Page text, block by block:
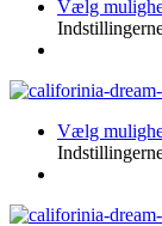
Vælg
Vælg